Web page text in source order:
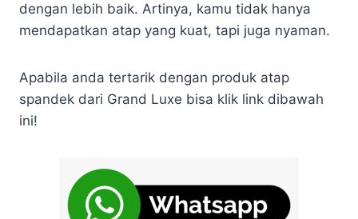
dengan lebih baik. Artinya, kamu tidak hanya
mendapatkan atap yang kuat, tapi juga nyaman.
Apabila anda tertarik dengan produk atap
spandek dari Grand Luxe bisa klik link dibawah
ini!